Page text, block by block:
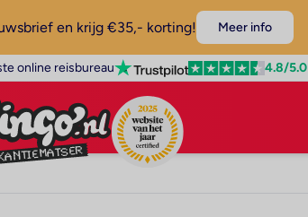
en krijg €35,- korting! Meer info
online reisbureau 4.8/5.0